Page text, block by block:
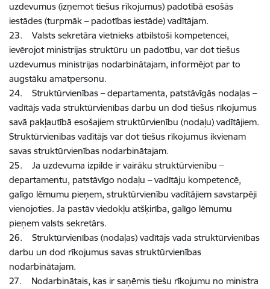
uzdevumus (izņemot tiešus rīkojumus) padotībā esošās
iestādes (turpmāk – padotības iestāde) vadītājam.
23. Valsts sekretāra vietnieks atbilstoši kompetencei,
ievērojot ministrijas struktūru un padotību, var dot tiešus
uzdevumus ministrijas nodarbinātajam, informējot par to
augstāku amatpersonu.
24. Struktūrvienības – departamenta, patstāvīgās nodaļas –
vadītājs vada struktūrvienības darbu un dod tiešus rīkojumus
savā pakļautībā esošajiem struktūrvienību (nodaļu) vadītājiem.
Struktūrvienības vadītājs var dot tiešus rīkojumus ikvienam
savas struktūrvienības nodarbinātajam.
25. Ja uzdevuma izpilde ir vairāku struktūrvienību –
departamentu, patstāvīgo nodaļu – vadītāju kompetencē,
galīgo lēmumu pieņem, struktūrvienību vadītājiem savstarpēji
vienojoties. Ja pastāv viedokļu atšķirība, galīgo lēmumu
pieņem valsts sekretārs.
26. Struktūrvienības (nodaļas) vadītājs vada struktūrvienības
darbu un dod rīkojumus savas struktūrvienības
nodarbinātajam.
27. Nodarbinātais, kas ir saņēmis tiešu rīkojumu no ministra